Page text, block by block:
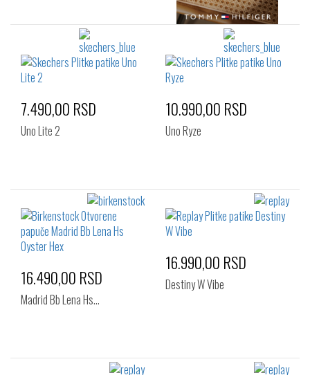
7.490,00 RSD
Uno Lite 2
10.990,00 RSD
Uno Ryze
16.490,00 RSD
Madrid Bb Lena Hs…
16.990,00 RSD
Destiny W Vibe